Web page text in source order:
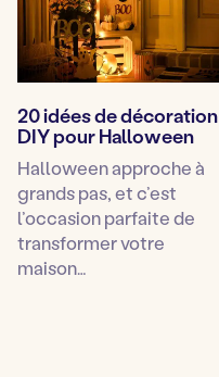
20 idées de décoration
DIY pour Halloween
Halloween approche à
grands pas, et c’est
l’occasion parfaite de
transformer votre
maison…